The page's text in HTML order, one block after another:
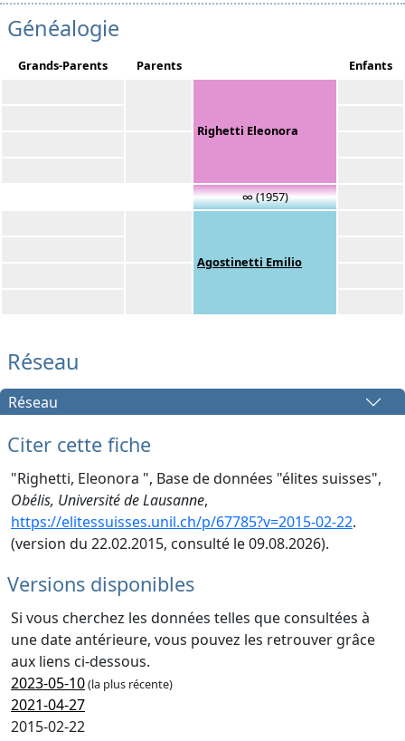
Généalogie
Grands-Parents Parents Enfants
Righetti Eleonora
∞ (1957)
Agostinetti Emilio
Réseau
Réseau
Citer cette fiche
"Righetti, Eleonora ", Base de données "élites suisses",
Obélis, Université de Lausanne,
https://elitessuisses.unil.ch/p/67785?v=2015-02-22.
(version du 22.02.2015, consulté le 09.08.2026).
Versions disponibles
Si vous cherchez les données telles que consultées à
une date antérieure, vous pouvez les retrouver grâce
aux liens ci-dessous.
2023-05-10(la plus récente)
2021-04-27
2015-02-22